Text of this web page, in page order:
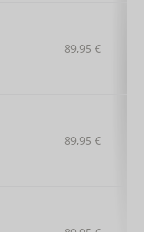
89,95 €
89,95 €